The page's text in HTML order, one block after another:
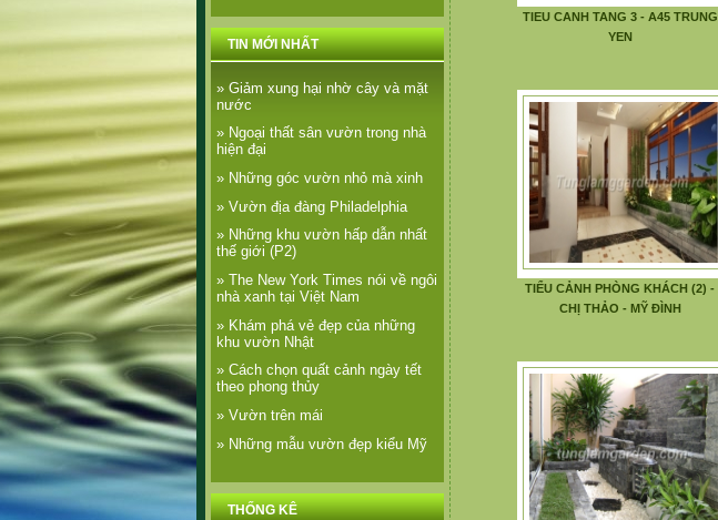
TIN MỚI NHẤT
» Giảm xung hại nhờ cây và mặt
nước
» Ngoại thất sân vườn trong nhà
hiện đại
» Những góc vườn nhỏ mà xinh
» Vườn địa đàng Philadelphia
» Những khu vườn hấp dẫn nhất
thế giới (P2)
» The New York Times nói về ngôi
nhà xanh tại Việt Nam
» Khám phá vẻ đẹp của những
khu vườn Nhật
» Cách chọn quất cảnh ngày tết
theo phong thủy
» Vườn trên mái
» Những mẫu vườn đẹp kiểu Mỹ
THỐNG KÊ
TIEU CANH TANG 3 - A45 TRUNG
YEN
TIỂU CẢNH PHÒNG KHÁCH (2) -
CHỊ THẢO - MỸ ĐÌNH